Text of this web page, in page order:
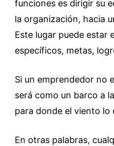
funciones es dirigir su
la organización, hacia
Este lugar puede estar
específicos, metas,
Si un emprendedor no
será como un barco a
para donde el viento lo
En otras palabras,